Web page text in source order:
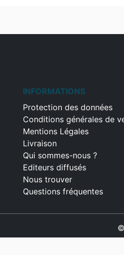
INFORMATIONS
Protection des données
Conditions générales de
Mentions Légales
Livraison
Qui sommes-nous ?
Editeurs diffusés
Nous trouver
Questions fréquentes